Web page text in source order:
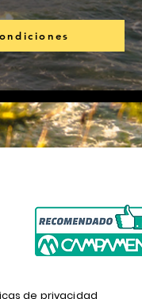
de privacidad